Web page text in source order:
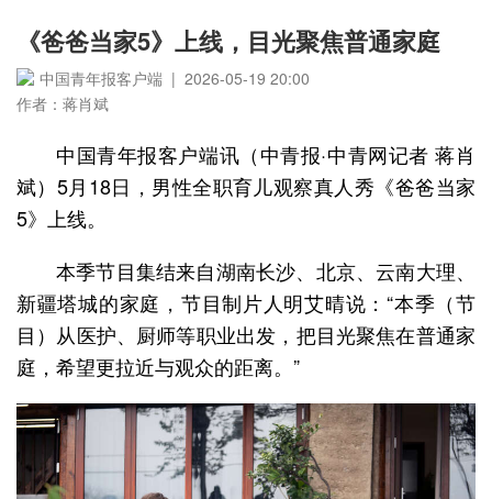
《爸爸当家5》上线，目光聚焦普通家庭
中国青年报客户端 | 2026-05-19 20:00
作者：蒋肖斌
中国青年报客户端讯（中青报·中青网记者 蒋肖
斌）5月18日，男性全职育儿观察真人秀《爸爸当家
5》上线。
本季节目集结来自湖南长沙、北京、云南大理、
新疆塔城的家庭，节目制片人明艾晴说：“本季（节
目）从医护、厨师等职业出发，把目光聚焦在普通家
庭，希望更拉近与观众的距离。”